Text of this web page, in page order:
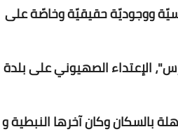
ووجوديّة حقيقيّة وخاصّة على
الإعتداء الصهيوني على بلدة
بالسكان وكان آخرها النبطية و
Www.albuss.net